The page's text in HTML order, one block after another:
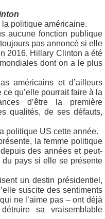
politique américaine.
aucune fonction publique
pas annoncé si elle
2016, Hillary Clinton a été
dont on a le plus
américains et d’ailleurs
ce qu’elle pourrait faire à la
d’être la première
qualités, de ses défauts,
politique US cette année.
la femme politique
des années et peut-
pays si elle se présente
un destin présidentiel,
suscite des sentiments
ne l’aime pas – ont déjà
sa vraisemblable